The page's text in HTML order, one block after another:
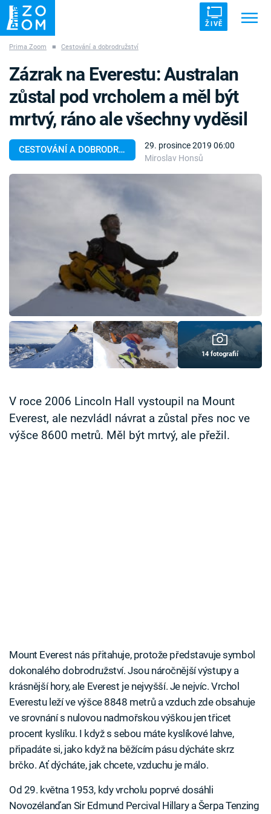
ŽIVĚ
ZÁHADY VETŘELCI DÁVNOVĚKU
Témata
TV Program
Časopis
Sledujte prima+
Přihlášení
Sledujte nás
Prima Zoom ■ Cestování a dobrodružství
CESTOVÁNÍ A DOBRODRUŽSTVÍ
29. prosince 2019 06:00
Miroslav Honsů
Zázrak na Everestu: Australan
zůstal pod vrcholem a měl být
mrtvý, ráno ale všechny vyděsil
14 fotografií
V roce 2006 Lincoln Hall vystoupil na Mount
Everest, ale nezvládl návrat a zůstal přes noc ve
výšce 8600 metrů. Měl být mrtvý, ale přežil.
Mount Everest nás přitahuje, protože představuje symbol
dokonalého dobrodružství. Jsou náročnější výstupy a
krásnější hory, ale Everest je nejvyšší. Je nejvíc. Vrchol
Everestu leží ve výšce 8848 metrů a vzduch zde obsahuje
ve srovnání s nulovou nadmořskou výškou jen třicet
procent kyslíku. I když s sebou máte kyslíkové lahve,
připadáte si, jako když na běžícím pásu dýcháte skrz
brčko. Ať dýcháte, jak chcete, vzduchu je málo.
Od 29. května 1953, kdy vrcholu poprvé dosáhli
Novozélanďan Sir Edmund Percival Hillary a Šerpa Tenzing